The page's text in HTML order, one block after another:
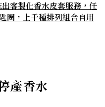
客製化香水皮套服務，任
圈，上千種排列組合自用
產香水